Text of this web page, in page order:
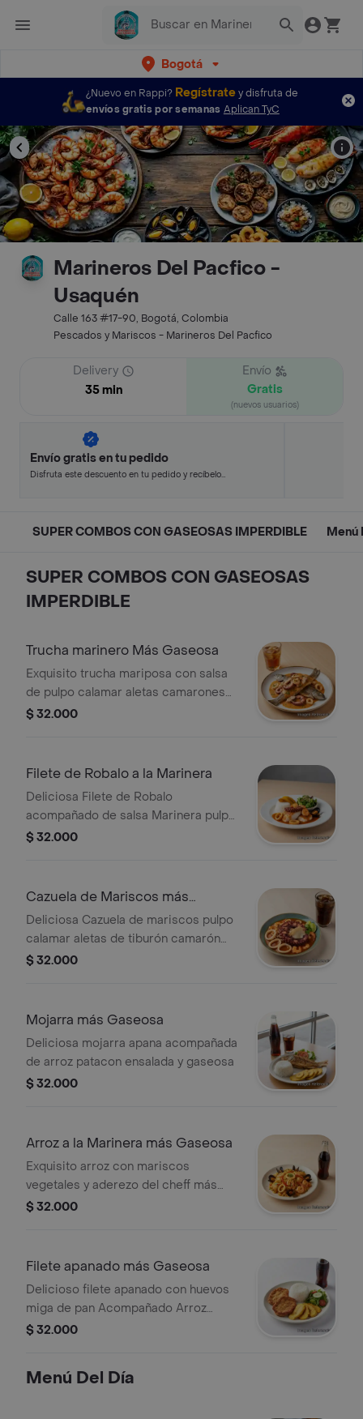
Bogotá
¿Nuevo en Rappi? Regístratey disfruta de
envíos gratis por semanas Aplican TyC
Marineros Del Pacfico -
Usaquén
Calle 163 #17-90, Bogotá, Colombia
Pescados y Mariscos - Marineros Del Pacfico
Delivery
35 min
Envío
Gratis
(nuevos usuarios)
Envío gratis en tu pedido
Disfruta este descuento en tu pedido y recíbelo
SUPER COMBOS CON GASEOSAS IMPERDIBLE Menú
SUPER COMBOS CON GASEOSAS
IMPERDIBLE
Trucha marinero Más Gaseosa
Exquisito trucha mariposa con salsa
de pulpo calamar aletas camarones
más Gaseosa
$ 32.000
Filete de Robalo a la Marinera
Deliciosa Filete de Robalo
acompañado de salsa Marinera pulpo
calamar aletas camarones
$ 32.000
Cazuela de Mariscos más
Gaseosa
Deliciosa Cazuela de mariscos pulpo
calamar aletas de tiburón camarón
Más Gaseosa
$ 32.000
Mojarra más Gaseosa
Deliciosa mojarra apana acompañada
de arroz patacon ensalada y gaseosa
$ 32.000
Arroz a la Marinera más Gaseosa
Exquisito arroz con mariscos
vegetales y aderezo del cheff más
Gaseosa imperdible
$ 32.000
Filete apanado más Gaseosa
Delicioso filete apanado con huevos
miga de pan Acompañado Arroz
ensalada patacon
$ 32.000
Menú Del Día